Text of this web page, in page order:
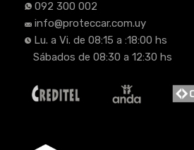
092 300 002
info@proteccar.com.uy
Lu. a Vi. de 08:15 a :18:00 hs
Sábados de 08:30 a 12:30 hs